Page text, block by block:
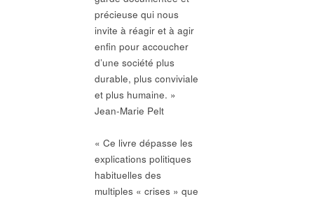
précieuse qui nous
invite à réagir et à agir
enfin pour accoucher
d’une société plus
durable, plus conviviale
et plus humaine. »
Jean-Marie Pelt
« Ce livre dépasse les
explications politiques
habituelles des
multiples « crises » que